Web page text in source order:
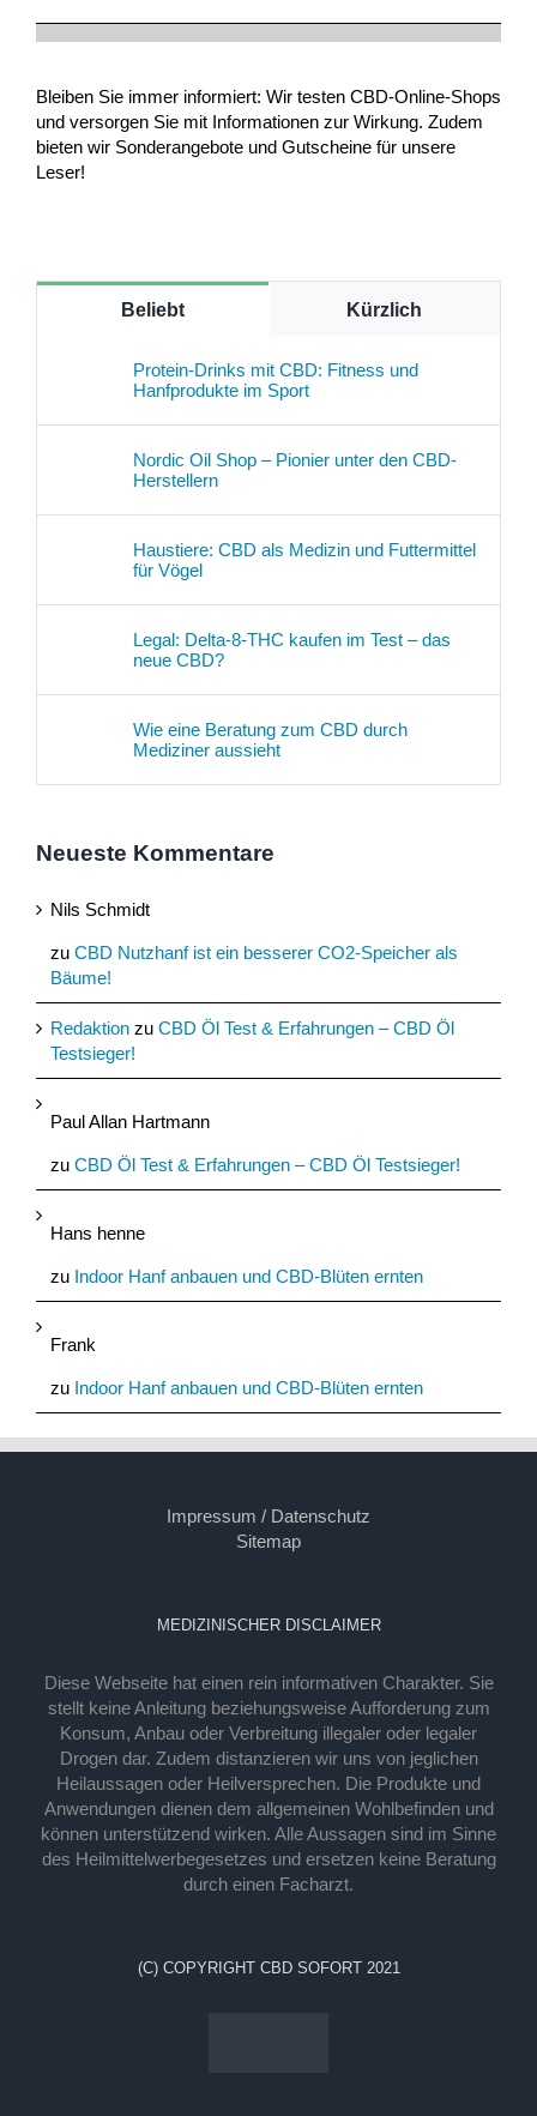
Bleiben Sie immer informiert: Wir testen CBD-Online-Shops
und versorgen Sie mit Informationen zur Wirkung. Zudem
bieten wir Sonderangebote und Gutscheine für unsere
Leser!
Beliebt Kürzlich
Protein-Drinks mit CBD: Fitness und
Hanfprodukte im Sport
Nordic Oil Shop – Pionier unter den CBD-
Herstellern
Haustiere: CBD als Medizin und Futtermittel
für Vögel
Legal: Delta-8-THC kaufen im Test – das
neue CBD?
Wie eine Beratung zum CBD durch
Mediziner aussieht
Neueste Kommentare
Nils Schmidt
zu CBD Nutzhanf ist ein besserer CO2-Speicher als
Bäume!
Redaktion zu CBD Öl Test & Erfahrungen – CBD Öl
Testsieger!
Paul Allan Hartmann
zu CBD Öl Test & Erfahrungen – CBD Öl Testsieger!
Hans henne
zu Indoor Hanf anbauen und CBD-Blüten ernten
Frank
zu Indoor Hanf anbauen und CBD-Blüten ernten
Impressum / Datenschutz
Sitemap
MEDIZINISCHER DISCLAIMER
Diese Webseite hat einen rein informativen Charakter. Sie
stellt keine Anleitung beziehungsweise Aufforderung zum
Konsum, Anbau oder Verbreitung illegaler oder legaler
Drogen dar. Zudem distanzieren wir uns von jeglichen
Heilaussagen oder Heilversprechen. Die Produkte und
Anwendungen dienen dem allgemeinen Wohlbefinden und
können unterstützend wirken. Alle Aussagen sind im Sinne
des Heilmittelwerbegesetzes und ersetzen keine Beratung
durch einen Facharzt.
(C) COPYRIGHT CBD SOFORT 2021